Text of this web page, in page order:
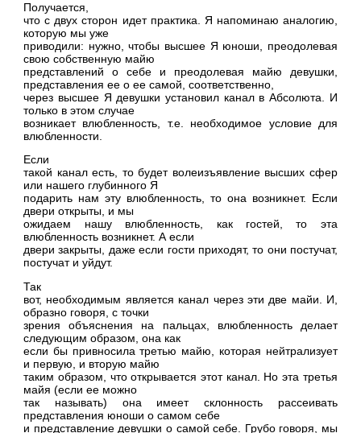
Получается,
что с двух сторон идет практика. Я напоминаю аналогию,
которую мы уже
приводили: нужно, чтобы высшее Я юноши, преодолевая
свою собственную майю
представлений о себе и преодолевая майю девушки,
представления ее о ее самой, соответственно,
через высшее Я девушки установил канал в Абсолюта. И
только в этом случае
возникает влюбленность, т.е. необходимое условие для
влюбленности.
Если
такой канал есть, то будет волеизъявление высших сфер
или нашего глубинного Я
подарить нам эту влюбленность, то она возникнет. Если
двери открыты, и мы
ожидаем нашу влюбленность, как гостей, то эта
влюбленность возникнет. А если
двери закрыты, даже если гости приходят, то они постучат,
постучат и уйдут.
Так
вот, необходимым является канал через эти две майи. И,
образно говоря, с точки
зрения объяснения на пальцах, влюбленность делает
следующим образом, она как
если бы привносила третью майю, которая нейтрализует
и первую, и вторую майю
таким образом, что открывается этот канал. Но эта третья
майя (если ее можно
так называть) она имеет склонность рассеивать
представления юноши о самом себе
и представление девушки о самой себе. Грубо говоря, мы